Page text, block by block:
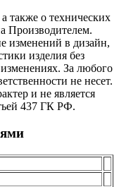
также о технических
Производителем.
изменений в дизайн,
изделия без
За любого
не несет.
и не является
437 ГК РФ.